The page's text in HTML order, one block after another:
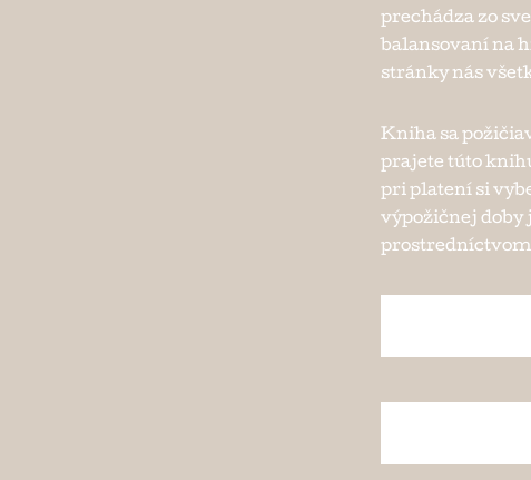
prechádza zo
balansovaní na
stránky nás
Kniha sa
prajete túto
pri platení si
výpožičnej doby
prostredníctvom